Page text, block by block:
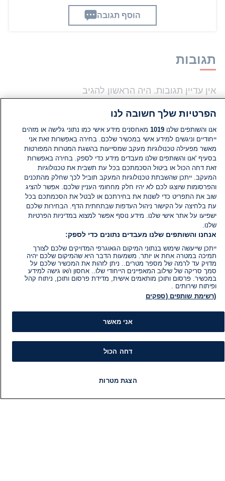
הוסף תגובה
תגובות
אין עדיין תגובות. היה הראשון להגיב
הוסף תגובה
מידע
הפרטיות שלך חשובה לנו
אנו והשותפים שלנו1019 מאחסנים מידע אישי כמו נתוני גלישה או מזהים
ייחודיים וניגשים למידע אישי במכשיר שלכם. בחירה באפשרות זאת אני
מאשר מפעילה טכנולוגיות מעקב שמסייעות בהשגת המטרות המפורטות
בסעיף 'אנו והשותפים שלנו מעבדים מידע כדי לספק. בחירה באפשרות
זאת דחה הכול או ביטול הסכמתכם בכל עת תשבית את טכנולוגיות
המעקב. ייתכן שהשבתת טכנולוגיות המעקב תוביל לכך שחלק מהתכנים
והפרסומות שיוצגו לכם לא יהיו חלק מחחומי העניין שלכם. אפשר להציג
שוב את התפריט כדי לשנות את בחירתכם או לבטל את הסכמתכם בכל
עת בלחיצה על הקישור ניהול העדפות שבתחתית הדף. הבחירות שלכם
ישפיעו על אתר אישי שלנו. מידע נוסף אפשר למצוא במדיניות הפרטיות
שלנו.
אנחנו והשותפים שלנו מעבדים נתונים כדי לספק:
ייתכן שייעשה שימוש בנתוני המיקום הגאוגרפי המדויקים שלכם לצורך
תמיכה במטרה אחת או יותר. משמעות הדבר היא שהמיקום שלכם יהיה
מדויק עד לרמה של מספר מטרים.. ניתן לזהות את המכשיר שלכם על
סמך סריקה של שילוב המאפיינים הייחודי שלו.. אחסון ו/או גישה למידע
במכשיר. פרסום ותוכן מותאמים אישית, מדידת פרסום ותוכן, ניתוח קהל
ופיתוח שירותים .
(רשימת שותפים (ספקים
אני מאשר
דחה הכול
הצגת מטרות